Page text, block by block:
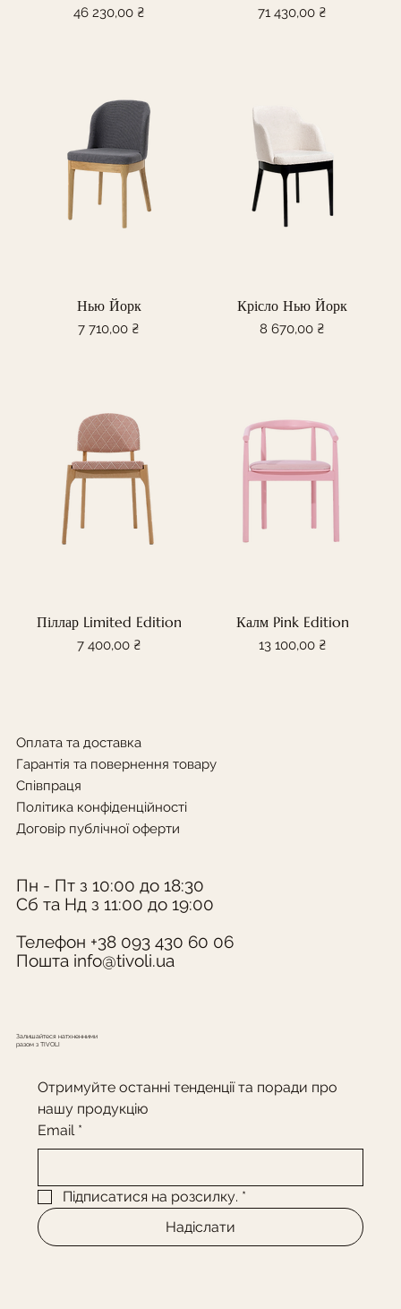
Ціна
46 230,00 ₴ Ціна
71 430,00 ₴
Нью Йорк
Ціна
7 710,00 ₴
Крісло Нью Йорк
Ціна
8 670,00 ₴
Піллар Limited Edition
Ціна
7 400,00 ₴
Калм Pink Edition
Ціна
13 100,00 ₴
Залишайтеся натхненними
разом з TIVOLI
Отримуйте останні тенденції та поради про
нашу продукцію
Email *
Підписатися на розсилку. *
Надіслати
Оплата та доставка
Гарантія та повернення товару
Співпраця
Політика конфіденційності
Договір публічної оферти
Пн - Пт з 10:00 до 18:30
Сб та Нд з 11:00 до 19:00
Телефон +38 093 430 60 06
Пошта info@tivoli.ua